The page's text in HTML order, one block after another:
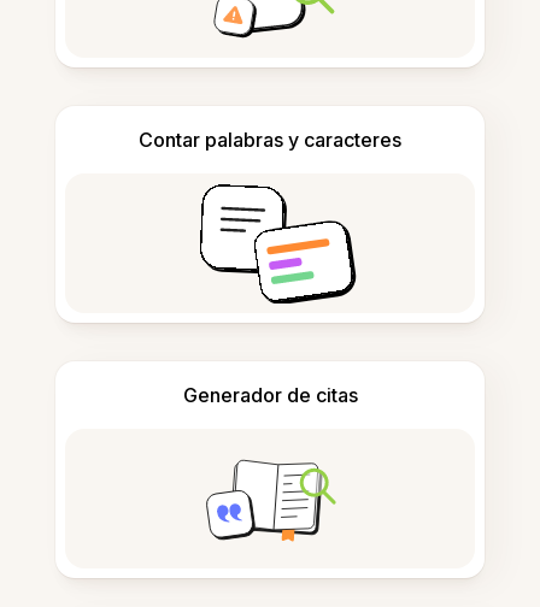
Contar palabras y caracteres
Generador de citas